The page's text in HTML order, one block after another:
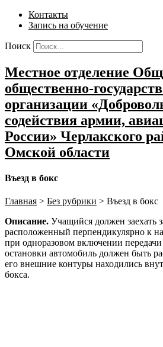
Контакты
Запись на обучение
Поиск
Местное отделение
общественно-
организации
содействия армии,
России» Черлакского
Омской области
Въезд в бокс
Главная > Без рубрики > Въезд в бокс
Описание. Учащийся должен заехать
расположенный перпендикулярно к
при одноразовом включении передачи
остановки автомобиль должен быть
его внешние контуры находились
бокса.